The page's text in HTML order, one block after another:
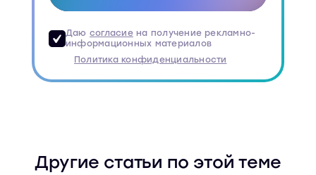
Даю согласиена получение рекламно-
информационных материалов
Политика конфиденциальности
Другие статьи по этой теме